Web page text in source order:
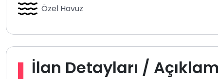
Özel Havuz
İlan Detayları /